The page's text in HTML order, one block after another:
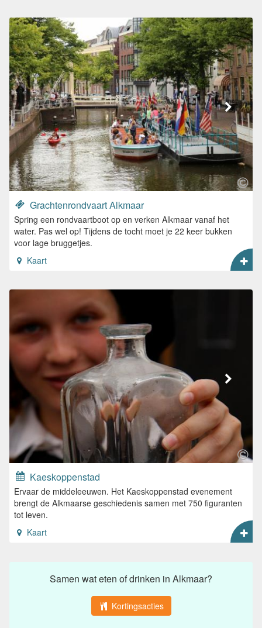
Grachtenrondvaart Alkmaar
Spring een rondvaartboot op en verken Alkmaar vanaf het
water. Pas wel op! Tijdens de tocht moet je 22 keer bukken
voor lage bruggetjes.
Kaart
Kaeskoppenstad
Ervaar de middeleeuwen. Het Kaeskoppenstad evenement
brengt de Alkmaarse geschiedenis samen met 750 figuranten
tot leven.
Kaart
Samen wat eten of drinken in Alkmaar?
Kortingsacties